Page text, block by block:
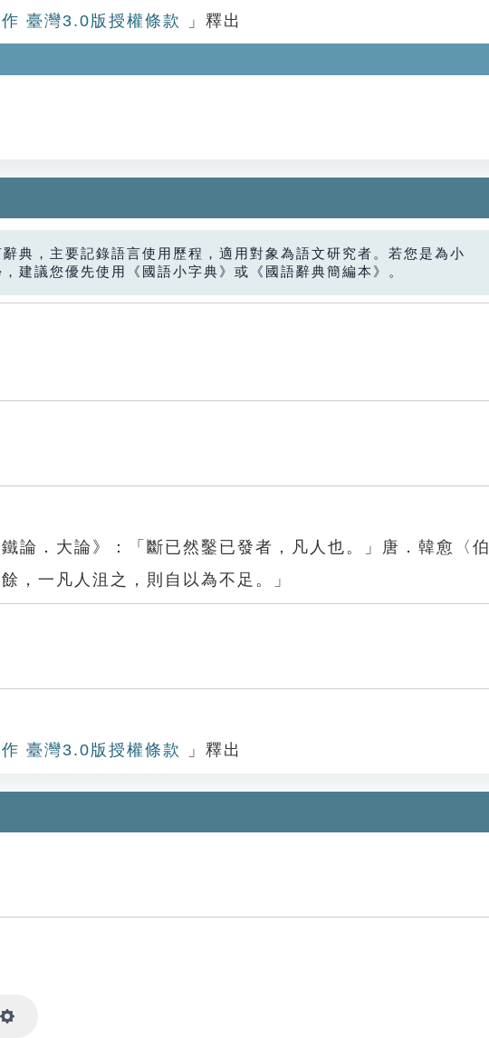
臺灣3.0版授權條款 」釋出
典，主要記錄語言使用歷程，適用對象為語文研究者。若您是為小
建議您優先使用《國語小字典》或《國語辭典簡編本》。
論．大論》：「斷已然鑿已發者，凡人也。」唐．韓愈〈伯
，一凡人沮之，則自以為不足。」
臺灣3.0版授權條款 」釋出